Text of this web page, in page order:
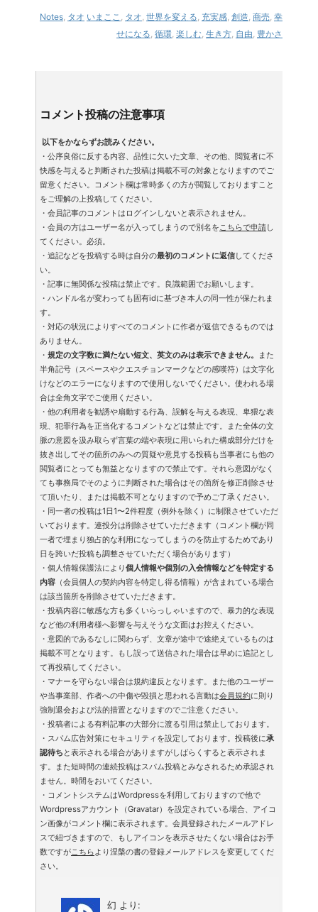
Notes, タオ いまここ , タオ, 世界を変える, 充実感, 創造, 商売, 幸
せになる, 循環, 楽しむ, 生き方, 自由, 豊かさ
コメント投稿の注意事項
以下をかならずお読みください。
・公序良俗に反する内容、品性に欠いた文章、その他、閲覧者に不
快感を与えると判断された投稿は掲載不可の対象となりますのでご
留意ください。コメント欄は常時多くの方が閲覧しておりますこと
をご理解の上投稿してください。
・会員記事のコメントはログインしないと表示されません。
・会員の方はユーザー名が入ってしまうので別名をこちらで申請し
てください。必須。
・追記などを投稿する時は自分の最初のコメントに返信してくださ
い。
・記事に無関係な投稿は禁止です。良識範囲でお願いします。
・ハンドル名が変わっても固有idに基づき本人の同一性が保たれま
す。
・対応の状況によりすべてのコメントに作者が返信できるものでは
ありません。
・ 規定の文字数に満たない短文、英文のみは表示できません。
また
半角記号（スペースやクエスチョンマークなどの感嘆符）は文字化
けなどのエラーになりますので使用しないでください。使われる場
合は全角文字でご使用ください。
・他の利用者を勧誘や扇動する行為、誤解を与える表現、卑猥な表
現、犯罪行為を正当化するコメントなどは禁止です。また全体の文
脈の意図を汲み取らず言葉の端や表現に用いられた構成部分だけを
抜き出してその箇所のみへの質疑や意見する投稿も当事者にも他の
閲覧者にとっても無益となりますので禁止です。それら意図がなく
ても事務局でそのように判断された場合はその箇所を修正削除させ
て頂いたり、または掲載不可となりますので予めご了承ください。
・同一者の投稿は1日1〜2件程度（例外を除く）に制限させていただ
いております。連投分は削除させていただきます（コメント欄が同
一者で埋まり独占的な利用になってしまうのを防止するためであり
日を跨いだ投稿も調整させていただく場合があります）
・個人情報保護法により個人情報や個別の入会情報などを特定する
内容 （会員個人の契約内容を特定し得る情報）が含まれている場合
は該当箇所を削除させていただきます。
・投稿内容に敏感な方も多くいらっしゃいますので、暴力的な表現
など他の利用者様へ影響を与えそうな文面はお控えください。
・意図的であるなしに関わらず、文章が途中で途絶えているものは
掲載不可となります。もし誤って送信された場合は早めに追記とし
て再投稿してください。
・マナーを守らない場合は規約違反となります。また他のユーザー
や当事業部、作者への中傷や毀損と思われる言動は会員規約に則り
強制退会および法的措置となりますのでご注意ください。
・投稿者による有料記事の大部分に渡る引用は禁止しております。
・スパム広告対策にセキュリティを設定しております。投稿後に承
認待ち と表示される場合がありますがしばらくすると表示されま
す。また短時間の連続投稿はスパム投稿とみなされるため承認され
ません。時間をおいてください。
・コメントシステムはWordpressを利用しておりますので他で
Wordpressアカウント（Gravatar）を設定されている場合、アイコ
ン画像がコメント欄に表示されます。会員登録されたメールアドレ
スで紐づきますので、もしアイコンを表示させたくない場合はお手
数ですがこちらより涅槃の書の登録メールアドレスを変更してくだ
さい。
幻 より: